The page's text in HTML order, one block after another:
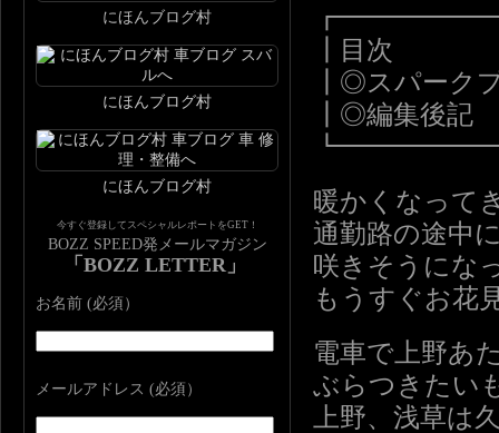
┃目次
┃◎スパーク
┃◎編集後記
暖かくなって
通勤路の途中
咲きそうにな
もうすぐお花
電車で上野あ
ぶらつきたい
上野、浅草は
にほんブログ村
にほんブログ村
にほんブログ村
今すぐ登録してスペシャルレポートをGET！
BOZZ SPEED発メールマガジン
「BOZZ LETTER」
お名前 (必須）
メールアドレス (必須）